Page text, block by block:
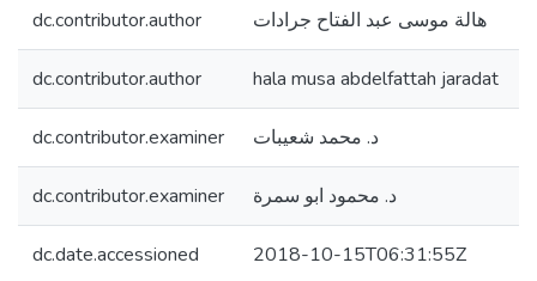
dc.contributor.author هالة موسى عبد الفتاح جرادات
dc.contributor.author hala musa abdelfattah jaradat
dc.contributor.examiner د. محمد شعيبات
dc.contributor.examiner د. محمود ابو سمرة
dc.date.accessioned 2018-10-15T06:31:55Z